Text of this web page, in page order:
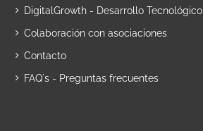
DigitalGrowth - Desarrollo Tecnológico
Colaboración con asociaciones
Contacto
FAQ´s - Preguntas frecuentes